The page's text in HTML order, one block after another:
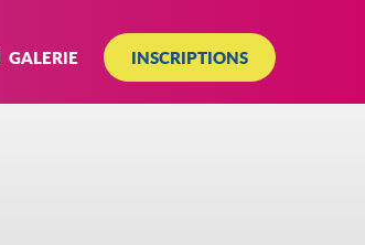
GALERIE INSCRIPTIONS